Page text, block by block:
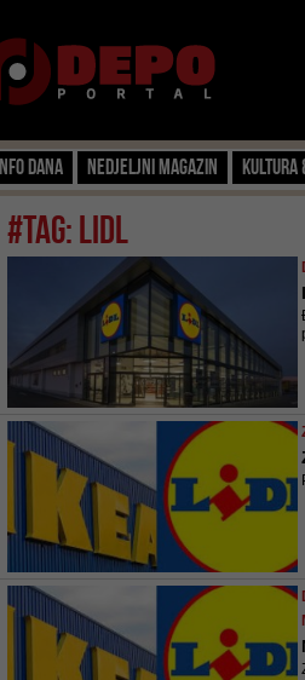
Info dana Nedjeljni magazin Kultura
#tag: lidl